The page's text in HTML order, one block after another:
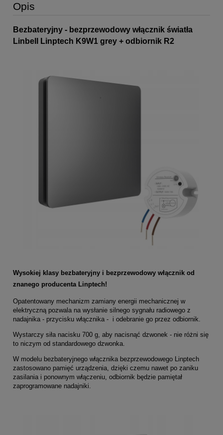
Opis
Bezbateryjny - bezprzewodowy włącznik światła
Linbell Linptech K9W1 grey + odbiornik R2
Wysokiej klasy bezbateryjny i bezprzewodowy włącznik od
znanego producenta Linptech!
Opatentowany mechanizm zamiany energii mechanicznej w
elektryczną pozwala na wysłanie silnego sygnału radiowego z
nadajnika - przycisku włącznika - i odebranie go przez odbiornik.
Wystarczy siła nacisku 700 g, aby nacisnąć dzwonek - nie różni się
to niczym od standardowego dzwonka.
W modelu bezbateryjnego włącznika bezprzewodowego Linptech
zastosowano pamięć urządzenia, dzięki czemu nawet po zaniku
zasilania i ponownym włączeniu, odbiornik będzie pamiętał
zaprogramowane nadajniki.